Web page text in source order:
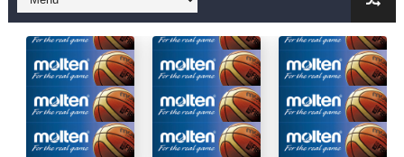
B ΕΦΗΒΩΝ F4 : Χάλκινο το Πέρα 71-56 την Δραπετσώνα στον
Στην National League 2 ο Μανδραϊκός 83-72 τον Εθνικό
Live streaming ΜΠΑΡΑΖ ΑΝΟΔΟΥ ΣΤΗΝ NL 2 : ΑΥΡΙΟ
Β΄ ΕΦΗΒΩΝ F4 : Εντυπωσιακός ο Ρέντης στον τελικό 104-77